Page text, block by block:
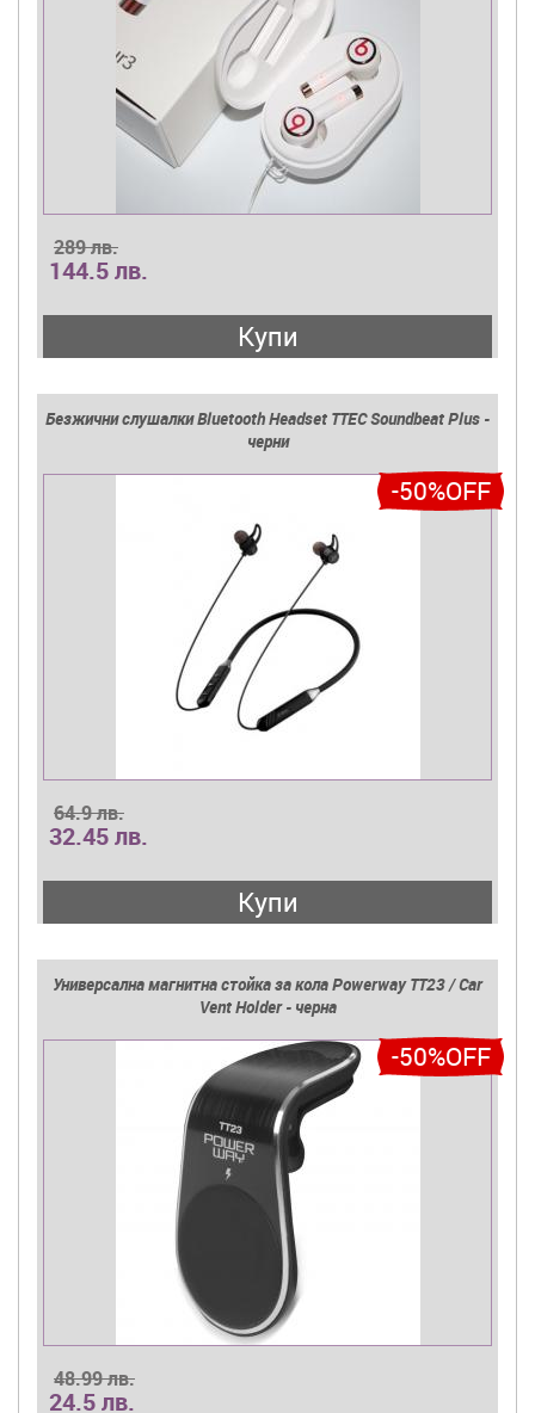
289 лв.
144.5 лв.
Купи
Безжични слушалки Bluetooth Headset TTEC Soundbeat Plus -
черни
-50%OFF
64.9 лв.
32.45 лв.
Купи
Универсална магнитна стойка за кола Powerway TT23 / Car
Vent Holder - черна
-50%OFF
48.99 лв.
24.5 лв.